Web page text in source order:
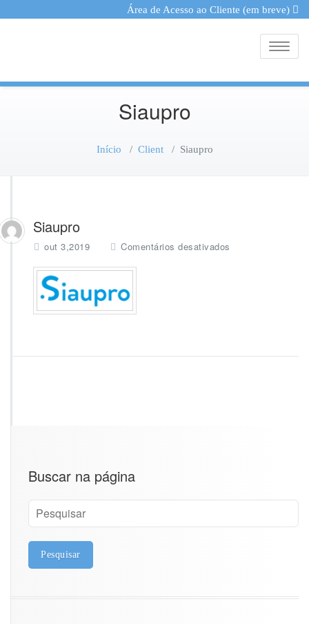
Área de Acesso ao Cliente (em breve)
Siaupro
Início / Client/ Siaupro
Siaupro
out 3,2019 Comentários desativados
o
Buscar na página